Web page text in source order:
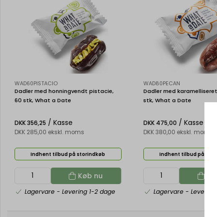
WAD60PISTACIO
Dadler med honningvendt pistacie,
60 stk, What a Date
DKK 356,25 / Kasse
DKK 285,00 ekskl. moms
Indhent tilbud på storindkøb
Køb nu
Lagervare - Levering 1-2 dage
WAD80PECAN
Dadler med
stk, What a Date
DKK 475,00 / Kasse
DKK 380,00 ekskl. moms
Indhent tilbud på
Lagervare- Levering